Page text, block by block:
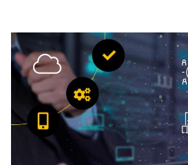
Смотреть проект